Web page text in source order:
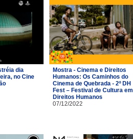
dia
no Cine
Mostra - Cinema e Direitos
Humanos: Os Caminhos do
Cinema de Quebrada - 2º DH
Fest – Festival de Cultura em
Direitos Humanos
07/12/2022